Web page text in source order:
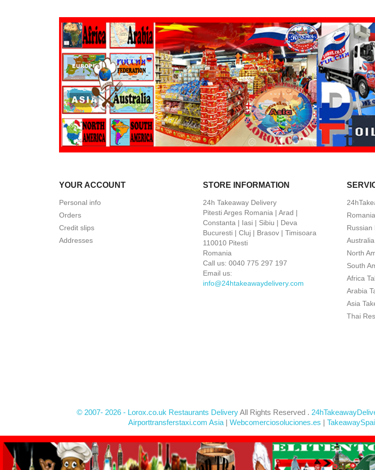
YOUR ACCOUNT
Personal info
Orders
Credit slips
Addresses
STORE INFORMATION
24h Takeaway Delivery
Pitesti Arges Romania | Arad |
Constanta | Iasi | Sibiu | Deva
Bucuresti | Cluj | Brasov | Timisoara
110010 Pitesti
Romania
Call us: 0040 775 297 197
Email us:
info@24htakeawaydelivery.com
Russian
North
South
Africa
Arabia
Asia
Thai
© 2007- 2026 - Lorox.co.uk Restaurants DeliveryAll Rights Reserved .
Airporttransferstaxi.com Asia | Webcomerciosoluciones.es |